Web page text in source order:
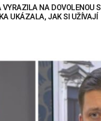
NA DOVOLENOU S
UKÁZALA, JAK SI UŽÍVAJÍ